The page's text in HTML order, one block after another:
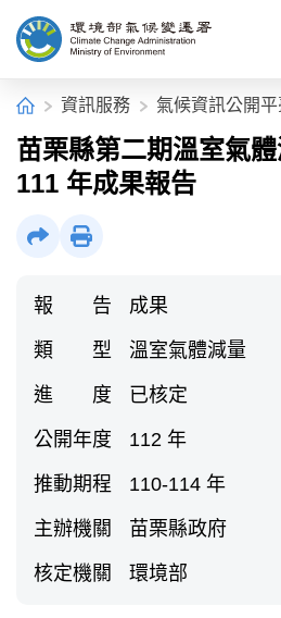
首頁資訊服務 氣候資訊公開平
苗栗縣第二期溫室氣
111 年成果報告
報 告 成果
類 型 溫室氣體減量
進 度 已核定
公開年度 112 年
推動期程 110-114 年
主辦機關 苗栗縣政府
核定機關 環境部